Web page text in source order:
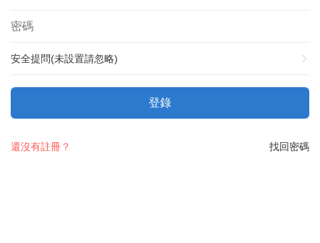
安全提問(未設置請忽略)
登錄
找回密碼
還沒有註冊？